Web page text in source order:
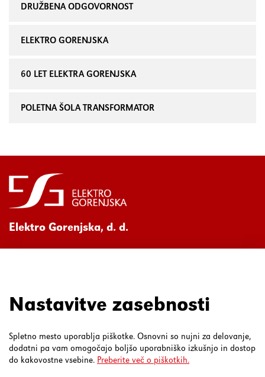
DRUŽBENA ODGOVORNOST
ELEKTRO GORENJSKA
60 LET ELEKTRA GORENJSKA
POLETNA ŠOLA TRANSFORMATOR
Elektro Gorenjska, d. d.
Nastavitve zasebnosti
Spletno mesto uporablja piškotke. Osnovni so nujni za delovanje,
dodatni pa vam omogočajo boljšo uporabniško izkušnjo in dostop
do kakovostne vsebine. Preberite več o piškotkih.